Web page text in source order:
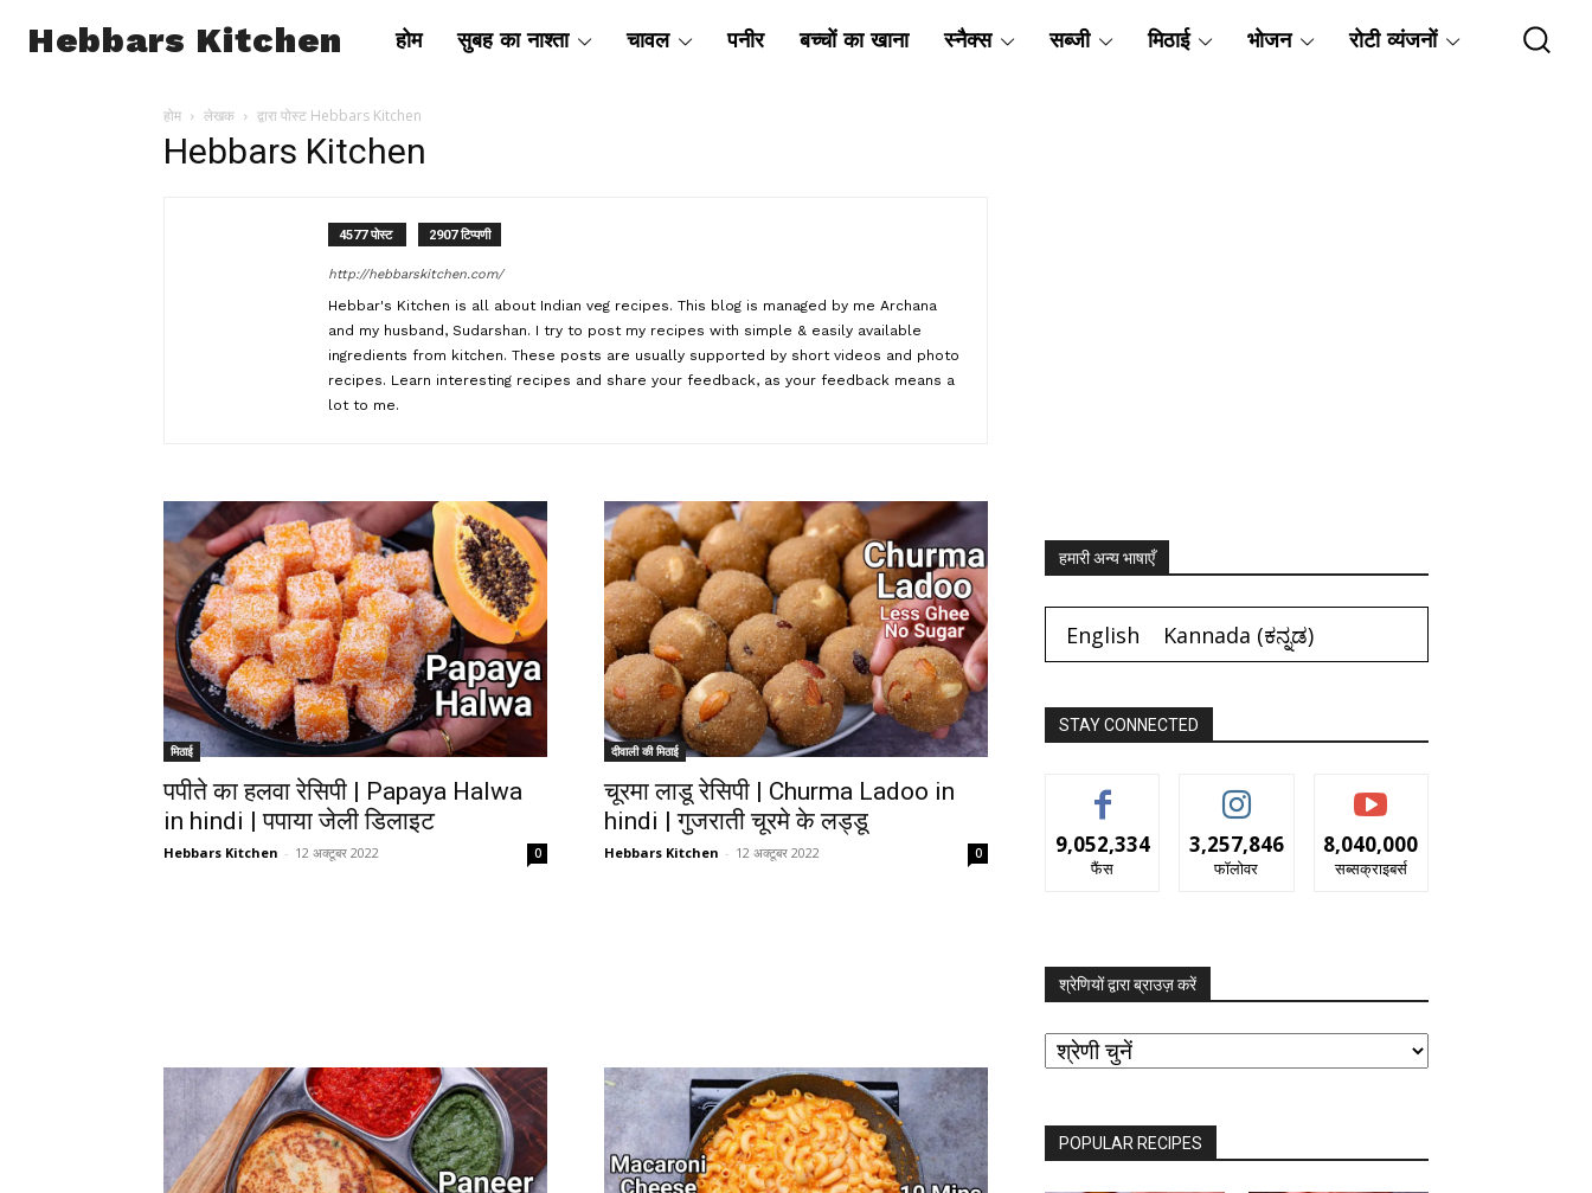
Hebbars Kitchen होम सुबह का नाश्ता चावल पनीर बच्चों का खाना स्नैक्स सब्जी मिठाई भोजन रोटी व्यंजनों
होम लेखक द्वारा पोस्ट Hebbars Kitchen
Hebbars Kitchen
4577 पोस्ट 2907 टिप्पणी
http://hebbarskitchen.com/
Hebbar's Kitchen is all about Indian veg recipes. This blog is managed by me Archana
and my husband, Sudarshan. I try to post my recipes with simple & easily available
ingredients from kitchen. These posts are usually supported by short videos and photo
recipes. Learn interesting recipes and share your feedback, as your feedback means a
lot to me.
मिठाई
पपीते का हलवा रेसिपी | Papaya Halwa
in hindi | पपाया जेली डिलाइट
Hebbars Kitchen - 12 अक्टूबर 2022 0
दीवाली की मिठाई
चूरमा लाडू रेसिपी | Churma Ladoo in
hindi | गुजराती चूरमे के लड्डू
Hebbars Kitchen - 12 अक्टूबर 2022 0
हमारी अन्य भाषाएँ
English Kannada (ಕನ್ನಡ)
STAY CONNECTED
9,052,334
फैंस
3,257,846
फॉलोवर
8,040,000
सब्सक्राइबर्स
श्रेणियों द्वारा ब्राउज़ करें
श्रेणियों
द्वारा
ब्राउज़
POPULAR RECIPES